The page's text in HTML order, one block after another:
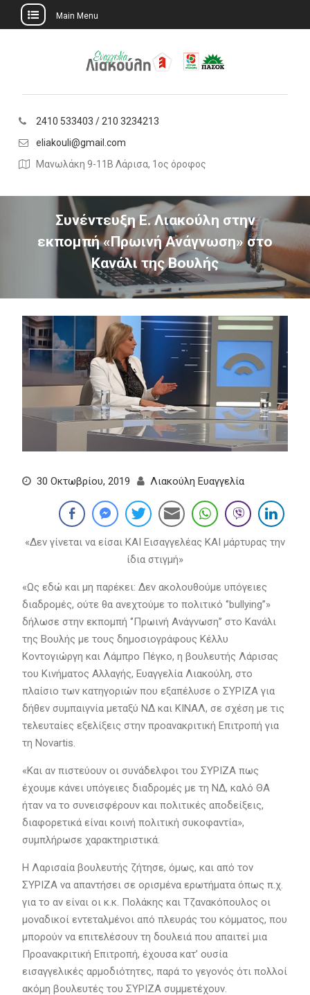
Main Menu
2410 533403 / 210 3234213
eliakouli@gmail.com
Μανωλάκη 9-11Β Λάρισα, 1ος όροφος
Συνέντευξη Ε. Λιακούλη στην
εκπομπή «Πρωινή Ανάγνωση» στο
Κανάλι της Βουλής
30 Οκτωβρίου, 2019 Λιακούλη Ευαγγελία
«Δεν γίνεται να είσαι ΚΑΙ Εισαγγελέας ΚΑΙ μάρτυρας την
ίδια στιγμή»
«Ως εδώ και μη παρέκει: Δεν ακολουθούμε υπόγειες
διαδρομές, ούτε θα ανεχτούμε το πολιτικό ‘’bullying’’»
δήλωσε στην εκπομπή ‘’Πρωινή Ανάγνωση’’ στο Κανάλι
της Βουλής με τους δημοσιογράφους Κέλλυ
Κοντογιώργη και Λάμπρο Πέγκο, η βουλευτής Λάρισας
του Κινήματος Αλλαγής, Ευαγγελία Λιακούλη, στο
πλαίσιο των κατηγοριών που εξαπέλυσε ο ΣΥΡΙΖΑ για
δήθεν συμπαιγνία μεταξύ ΝΔ και ΚΙΝΑΛ, σε σχέση με τις
τελευταίες εξελίξεις στην προανακριτική Επιτροπή για
τη Novartis.
«Και αν πιστεύουν οι συνάδελφοι του ΣΥΡΙΖΑ πως
έχουμε κάνει υπόγειες διαδρομές με τη ΝΔ, καλό ΘΑ
ήταν να το συνεισφέρουν και πολιτικές αποδείξεις,
διαφορετικά είναι κοινή πολιτική συκοφαντία»,
συμπλήρωσε χαρακτηριστικά.
Η Λαρισαία βουλευτής ζήτησε, όμως, και από τον
ΣΥΡΙΖΑ να απαντήσει σε ορισμένα ερωτήματα όπως π.χ.
για το αν είναι οι κ.κ. Πολάκης και Τζανακόπουλος οι
μοναδικοί εντεταλμένοι από πλευράς του κόμματος, που
μπορούν να επιτελέσουν τη δουλειά που απαιτεί μια
Προανακριτική Επιτροπή, έχουσα κατ’ ουσία
εισαγγελικές αρμοδιότητες, παρά το γεγονός ότι πολλοί
ακόμη βουλευτές του ΣΥΡΙΖΑ συμμετέχουν.